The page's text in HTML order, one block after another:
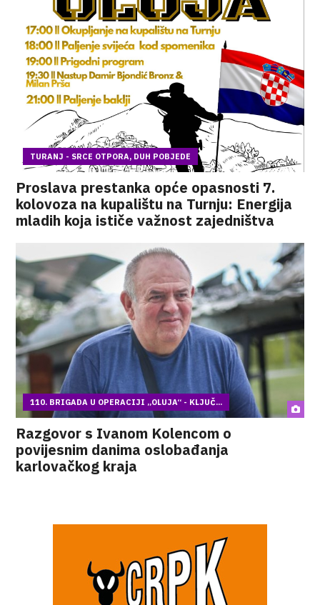
TURANJ - SRCE OTPORA, DUH POBJEDE
Proslava prestanka opće opasnosti 7.
kolovoza na kupalištu na Turnju: Energija
mladih koja ističe važnost zajedništva
110. BRIGADA U OPERACIJI „OLUJA“ - KLJUČ...
Razgovor s Ivanom Kolencom o
povijesnim danima oslobađanja
karlovačkog kraja